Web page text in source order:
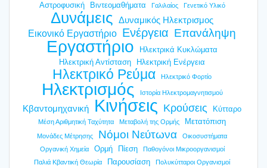
Αστροφυσική
Βιντεομαθήματα Γαλιλαίος Γενετικό Υλικό
Δυνάμεις Δυναμικός Ηλεκτρισμος
Εικονικό Εργαστήριο Ενέργεια Επανάληψη
Εργαστήριο
Ηλεκτρικά Κυκλώματα
Ηλεκτρική Αντίσταση
Ηλεκτρική Ενέργεια
Ηλεκτρικό Ρεύμα Ηλεκτρικό Φορτίο
Ηλεκτρισμός Ιστορία Ηλεκτρομαγνητισμού
Κβαντομηχανική Κινήσεις Κρούσεις Κύτταρο
Μέση Αριθμητική Ταχύτητα Μεταβολή της Ορμής Μετατόπιση
Μονάδες Μέτρησης Νόμοι Νεύτωνα
Οικοσυστήματα
Οργανική Χημεία
Ορμή Πίεση
Παθογόνοι Μικροοργανισμοί
Παλιά Κβαντική Θεωρία
Παρουσίαση Πολυκύτταροι Οργανισμοί